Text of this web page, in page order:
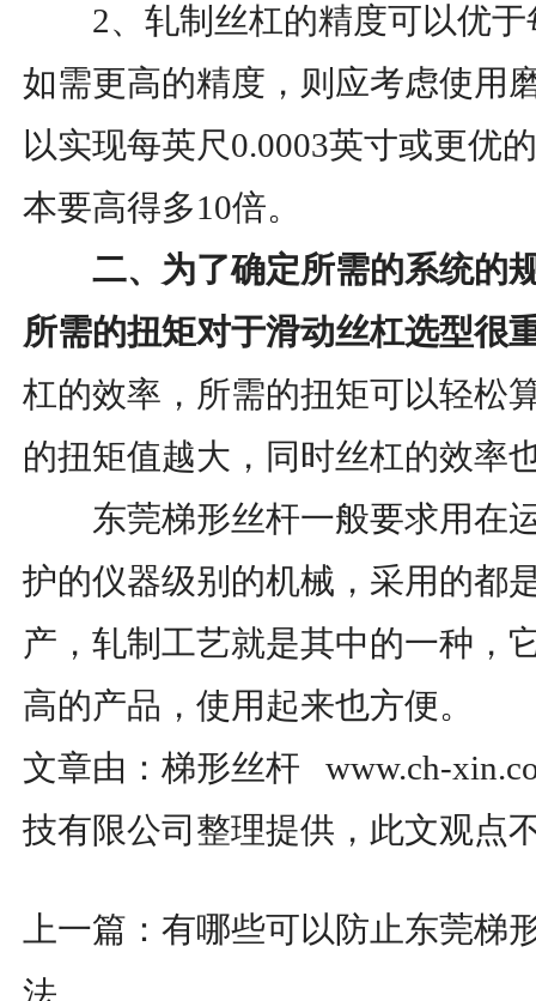
2、轧制丝杠的精度可以优于
如需更高的精度，则应考虑使用
以实现每英尺0.0003英寸或更优
本要高得多10倍。
二、为了确定所需的系统的
所需的扭矩对于滑动丝杠选型很
杠的效率，所需的扭矩可以轻松
的扭矩值越大，同时丝杠的效率
东莞梯形丝杆一般要求用在
护的仪器级别的机械，采用的都
产，轧制工艺就是其中的一种，
高的产品，使用起来也方便。
文章由：梯形丝杆 www.ch-
技有限公司整理提供，此文观点
上一篇： 有哪些可以防止东莞梯